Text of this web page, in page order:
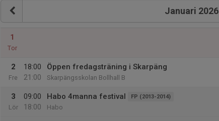
Januari 2026
1
Tor
2
Fre
18:00
21:00
Öppen fredagsträning i Skarpäng
Skarpängsskolan Bollhall B
3
Lör
09:00
18:00
Habo 4manna festival FP (2013-2014)
Habo